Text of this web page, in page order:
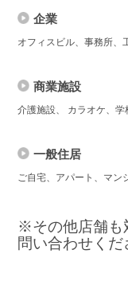
企業
オフィスビル、事務所、
商業施設
介護施設、 カラオケ、
一般住居
ご自宅、アパート、マン
※その他店舗も
問い合わせくだ